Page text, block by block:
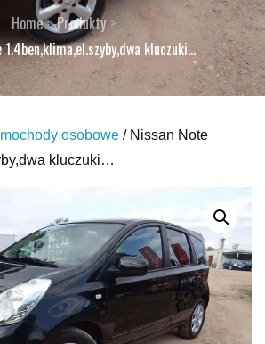
Home
Produkty
kluczuki…
osobowe / Nissan Note
kluczuki…